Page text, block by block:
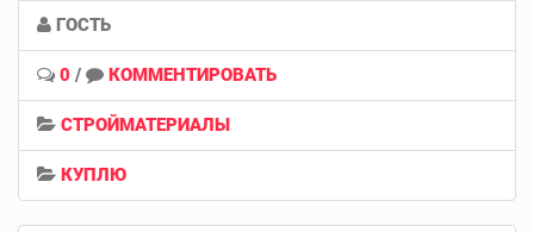
ГОСТЬ
0 / КОММЕНТИРОВАТЬ
СТРОЙМАТЕРИАЛЫ
КУПЛЮ